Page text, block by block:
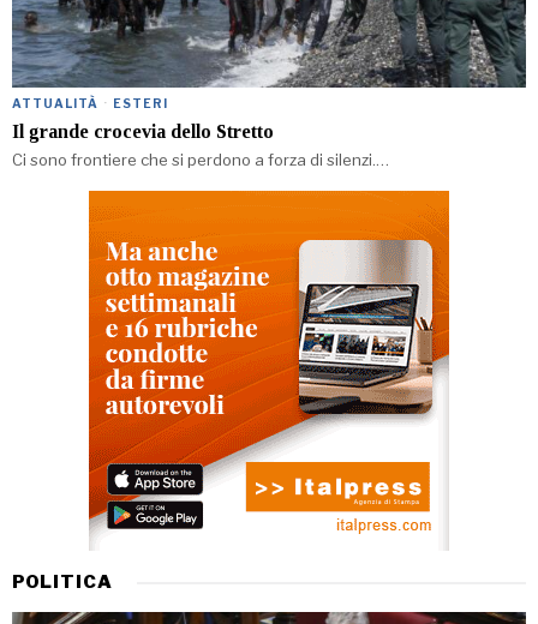
ATTUALITÀ · ESTERI
Il grande crocevia dello Stretto
Ci sono frontiere che si perdono a forza di silenzi.…
POLITICA